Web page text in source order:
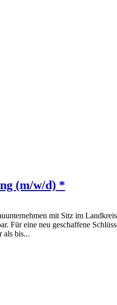
(m/w/d) *
mit Sitz im
Für eine neu geschaffene
als bis...